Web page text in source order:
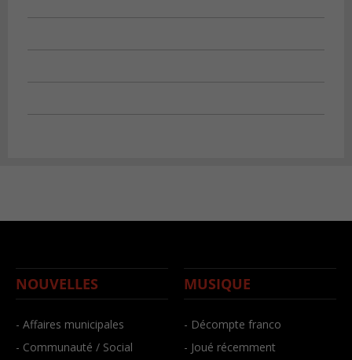
NOUVELLES
- Affaires municipales
- Communauté / Social
MUSIQUE
- Décompte franco
- Joué récemment